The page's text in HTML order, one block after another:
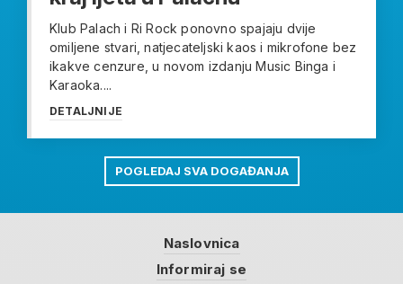
Klub Palach i Ri Rock ponovno spajaju dvije
omiljene stvari, natjecateljski kaos i mikrofone bez
ikakve cenzure, u novom izdanju Music Binga i
Karaoka....
DETALJNIJE
POGLEDAJ SVA DOGAĐANJA
Naslovnica
Informiraj se